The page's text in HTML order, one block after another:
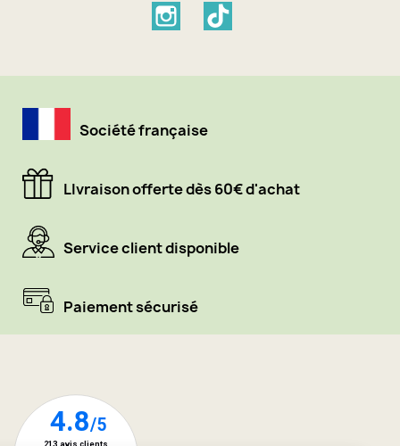
Instagram
Société française
LIvraison offerte dès 60€ d'achat
Service client disponible
Paiement sécurisé